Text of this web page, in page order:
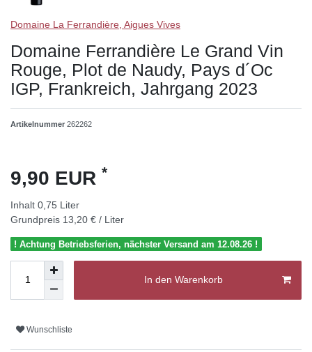
Domaine La Ferrandière, Aigues Vives
Domaine Ferrandière Le Grand Vin
Rouge, Plot de Naudy, Pays d´Oc
IGP, Frankreich, Jahrgang 2023
Artikelnummer 262262
9,90 EUR *
Inhalt 0,75 Liter
Grundpreis 13,20 € / Liter
! Achtung Betriebsferien, nächster Versand am 12.08.26 !
In den Warenkorb
Wunschliste